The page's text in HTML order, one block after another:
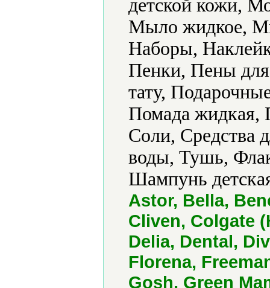
детской кожи,
Мыло жидкое,
Наборы,
Пенки, Пены
тату,
Помада жидкая,
Соли, Средства
воды, Тушь,
Шампунь
Astor, Bella,
Cliven, Colgate
Delia, Dental,
Florena,
Gosh, Green